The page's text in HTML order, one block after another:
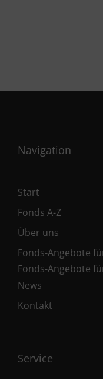
Navigation
Start
Fonds A-Z
Über uns
Fonds-Angebote
Fonds-Angebote
News
Kontakt
Service